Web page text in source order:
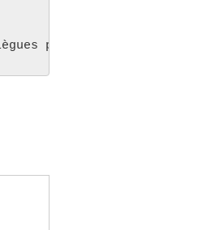
passant par là, quitte à